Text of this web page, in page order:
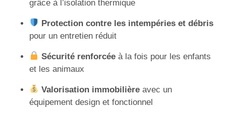
grâce à l’isolation thermique
Protection contre les intempéries et débris
pour un entretien réduit
Sécurité renforcée à la fois pour les enfants
et les animaux
Valorisation immobilière avec un
équipement design et fonctionnel